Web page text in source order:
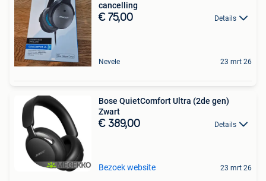
cancelling
€ 75,00 Details
Nevele 23 mrt 26
Bose QuietComfort Ultra (2de gen)
Zwart
€ 389,00 Details
Bezoek website 23 mrt 26